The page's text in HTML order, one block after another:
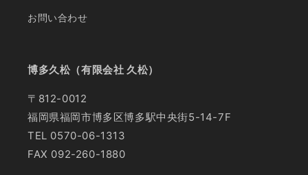
お問い合わせ
博多久松（有限会社 久松）
〒812-0012
福岡県福岡市博多区博多駅中央街5-14-7F
TEL 0570-06-1313
FAX 092-260-1880